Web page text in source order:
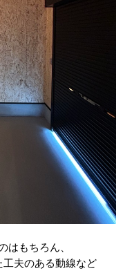
はもちろん、
夫のある動線など